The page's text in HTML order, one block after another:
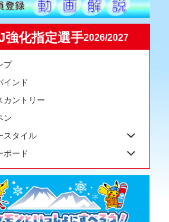
強化指定選手2026/2027
プ
インド
カントリー
ン
スタイル
ボード